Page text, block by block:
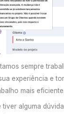
sempre
experiência e
mais eficiente.
tiver alguma